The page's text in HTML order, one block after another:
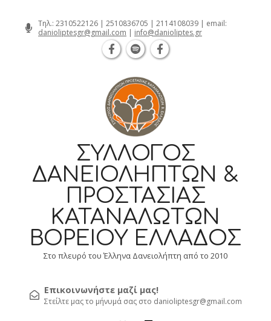
Τηλ.: 2310522126 | 2510836705 | 2114108039 | email:
danioliptesgr@gmail.com | info@danioliptes.gr
ΣΎΛΛΟΓΟΣ
ΔΑΝΕΙΟΛΗΠΤΏΝ &
ΠΡΟΣΤΑΣΊΑΣ
ΚΑΤΑΝΑΛΩΤΏΝ
ΒΟΡΕΊΟΥ ΕΛΛΆΔΟΣ
Στο πλευρό του Έλληνα Δανειολήπτη από το 2010
Επικοινωνήστε μαζί μας!
Στείλτε μας το μήνυμά σας στο danioliptesgr@gmail.com